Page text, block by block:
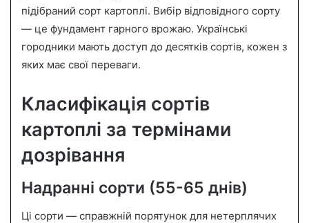
підібраний сорт картоплі. Вибір відповідного сорту
— це фундамент гарного врожаю. Українські
городники мають доступ до десятків сортів, кожен з
яких має свої переваги.
Класифікація сортів
картоплі за термінами
дозрівання
Надранні сорти (55-65 днів)
Ці сорти — справжній порятунок для нетерплячих